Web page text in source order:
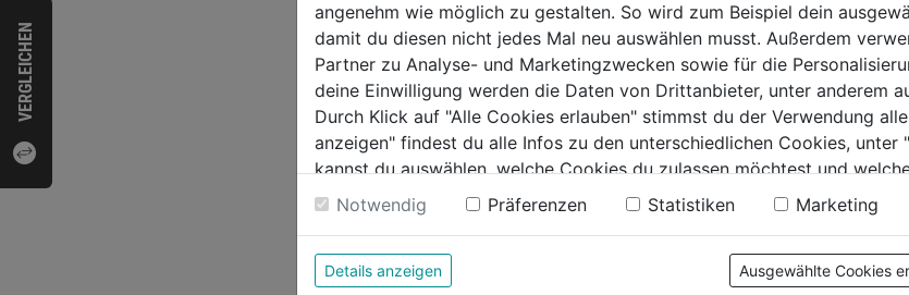
VERGLEICHEN
Bolzenanker FBN II
0.0 (0)
0.0
von
5
48,99€
Dämmstoffdübel FID
0.0 (0)
0.0
von
5
63,99€
5
Bewertung
angenehm wie möglich zu gestalten. So wird zum Beispiel dein
damit du diesen nicht jedes Mal neu auswählen musst. Außerdem
Partner zu Analyse- und Marketingzwecken sowie für die
deine Einwilligung werden die Daten von Drittanbieter, unter anderem
Durch Klick auf "Alle Cookies erlauben" stimmst du der Verwendung
anzeigen" findest du alle Infos zu den unterschiedlichen Cookies, unter
kannst du auswählen, welche Cookies du zulassen möchtest und
Weitere Informationen findest du in unserer Datenschutzerklärung
Notwendig Präferenzen Statistiken Marketing
Details anzeigen Ausgewählte Cookies